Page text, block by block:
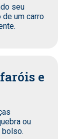
seu
um carro
e
ou